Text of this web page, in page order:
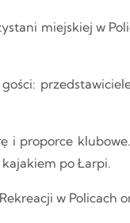
miejskiej w
i proporce
po Łarpi.
w Policach